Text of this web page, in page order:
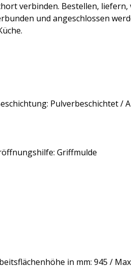
verbinden. Bestellen, liefern,
und angeschlossen
Pulverbeschichtet /
Griffmulde
in mm: 945 /